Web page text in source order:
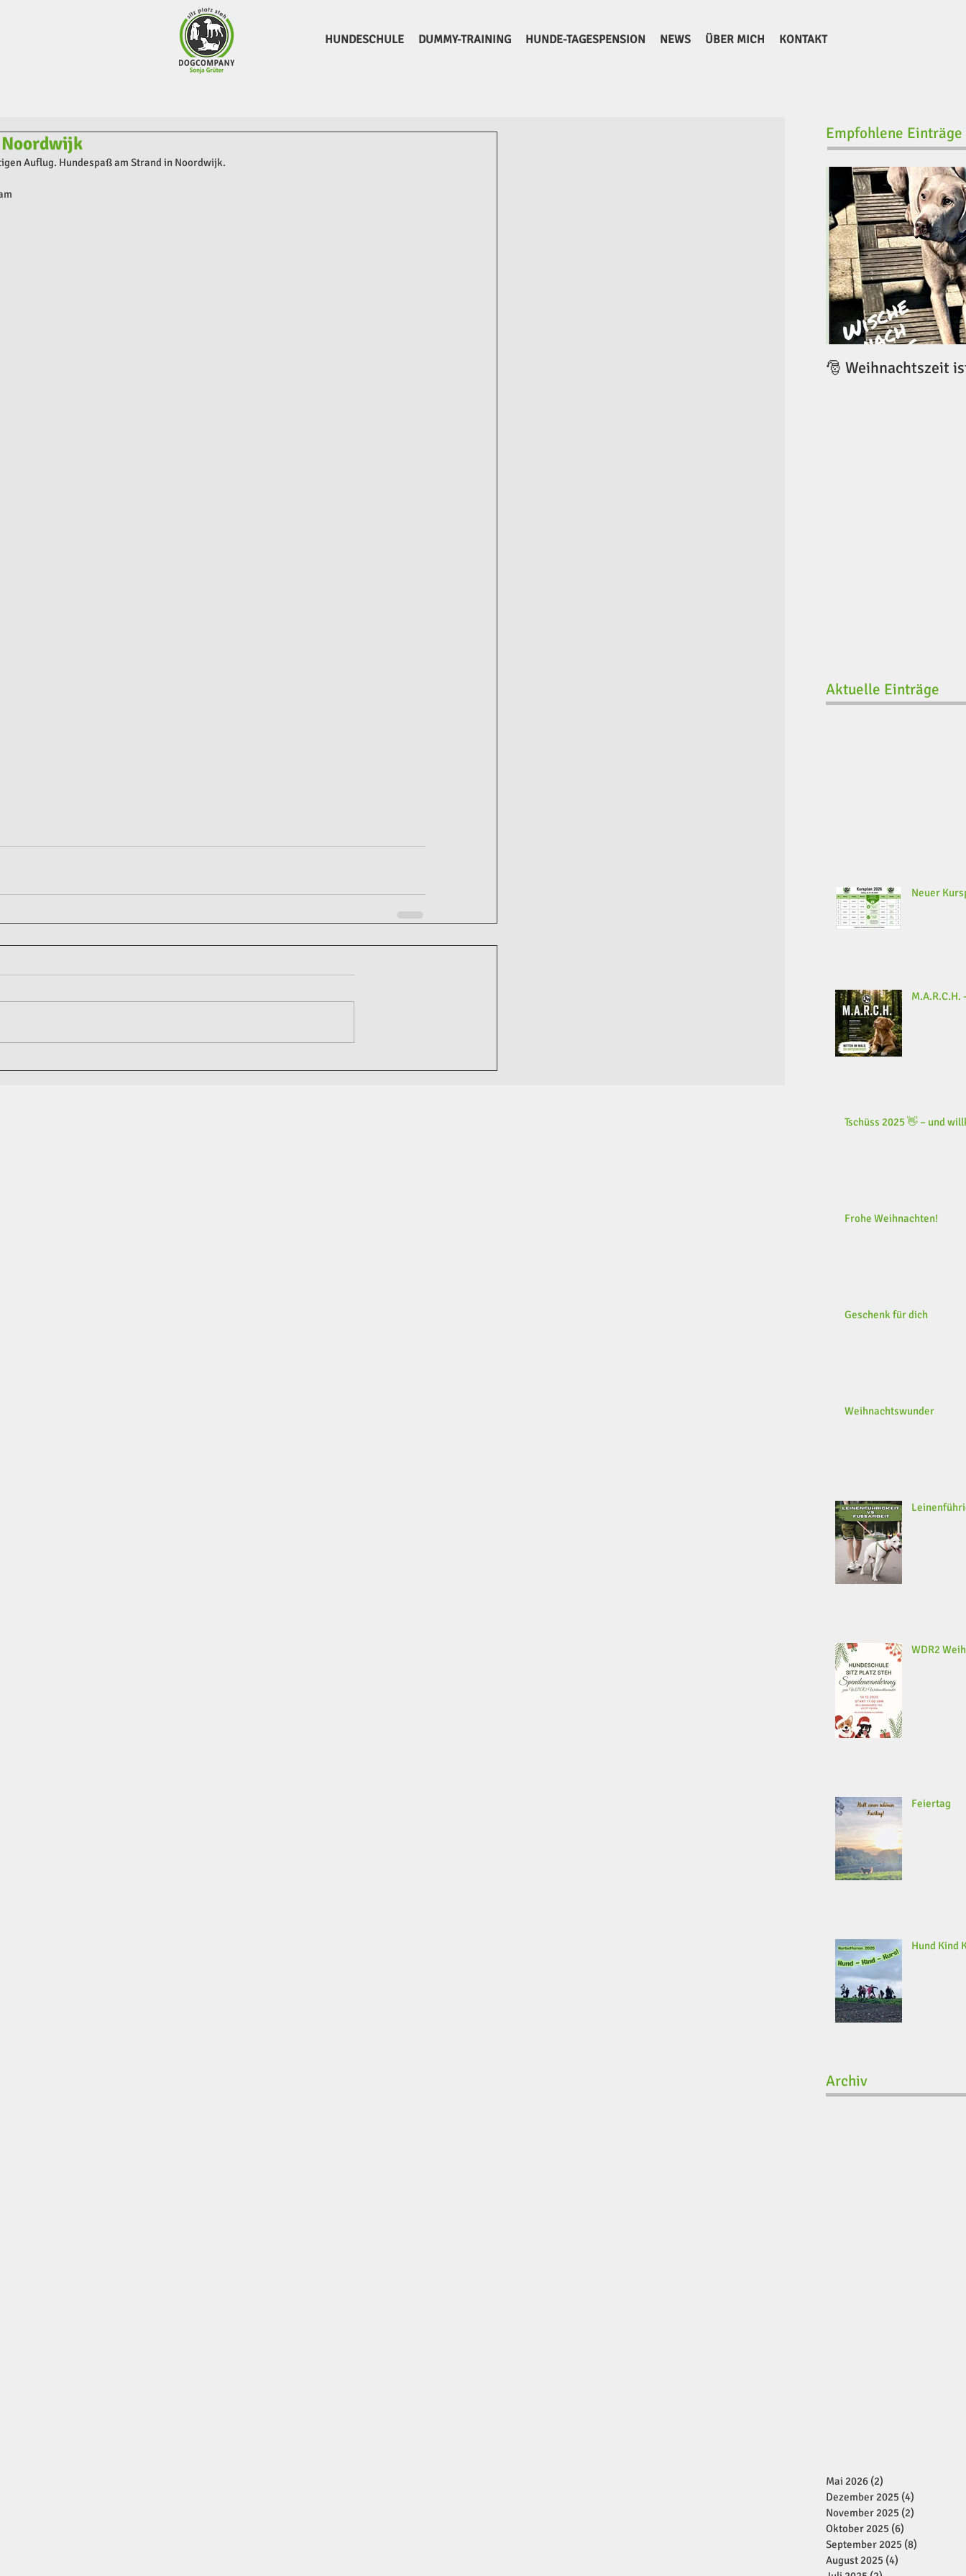
HUNDESCHULE DUMMY-TRAINING HUNDE-TAGESPENSION NEWS ÜBER MICH KONTAKT
Auflug. Hundespaß am Strand in Noordwijk.
Empfohlene Einträge
🎅 Weihnachtszeit
Aktuelle Einträge
Neuer
M.A.R.C.H.
Tschüss 2025 👋 – und
Frohe Weihnachten!
Geschenk für dich
Weihnachtswunder
WDR2
Feiertag
Hund Kind
Archiv
Mai 2026 (2)
Dezember 2025 (4)
November 2025 (2)
Oktober 2025 (6)
September 2025 (8)
August 2025 (4)